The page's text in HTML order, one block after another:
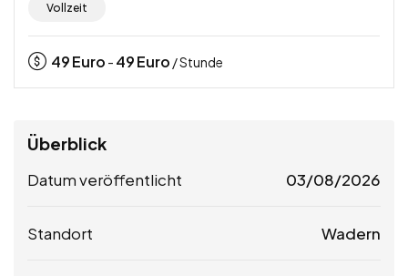
Vollzeit
49Euro - 49Euro / Stunde
Überblick
Datum veröffentlicht 03/08/2026
Standort Wadern